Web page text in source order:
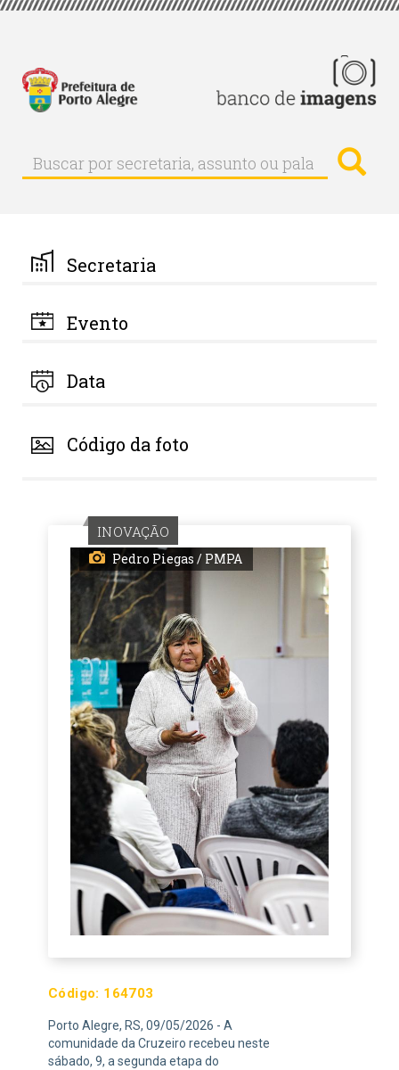
Pular
principal
Buscar
Buscar
por
palavra-
chave
Secretaria
Evento
Data
Código da foto
INOVAÇÃO
Pedro Piegas / PMPA
Código: 164703
Porto Alegre, RS, 09/05/2026 - A
comunidade da Cruzeiro recebeu neste
sábado, 9, a segunda etapa do